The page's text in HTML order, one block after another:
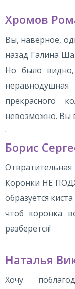
Хромов
Вы, наверное,
назад Галина
Но было видно,
прекрасного
невозможно. Вы
Борис
Коронки НЕ
образуется
чтоб коронка
разберется!
Наталья
Хочу